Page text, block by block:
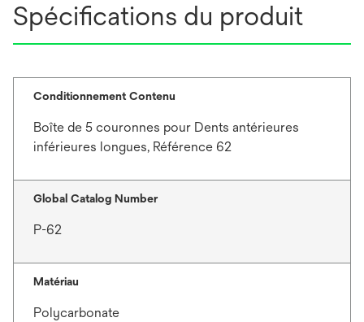
Spécifications du produit
Conditionnement Contenu
Boîte de 5 couronnes pour Dents antérieures
inférieures longues, Référence 62
Global Catalog Number
P-62
Matériau
Polycarbonate